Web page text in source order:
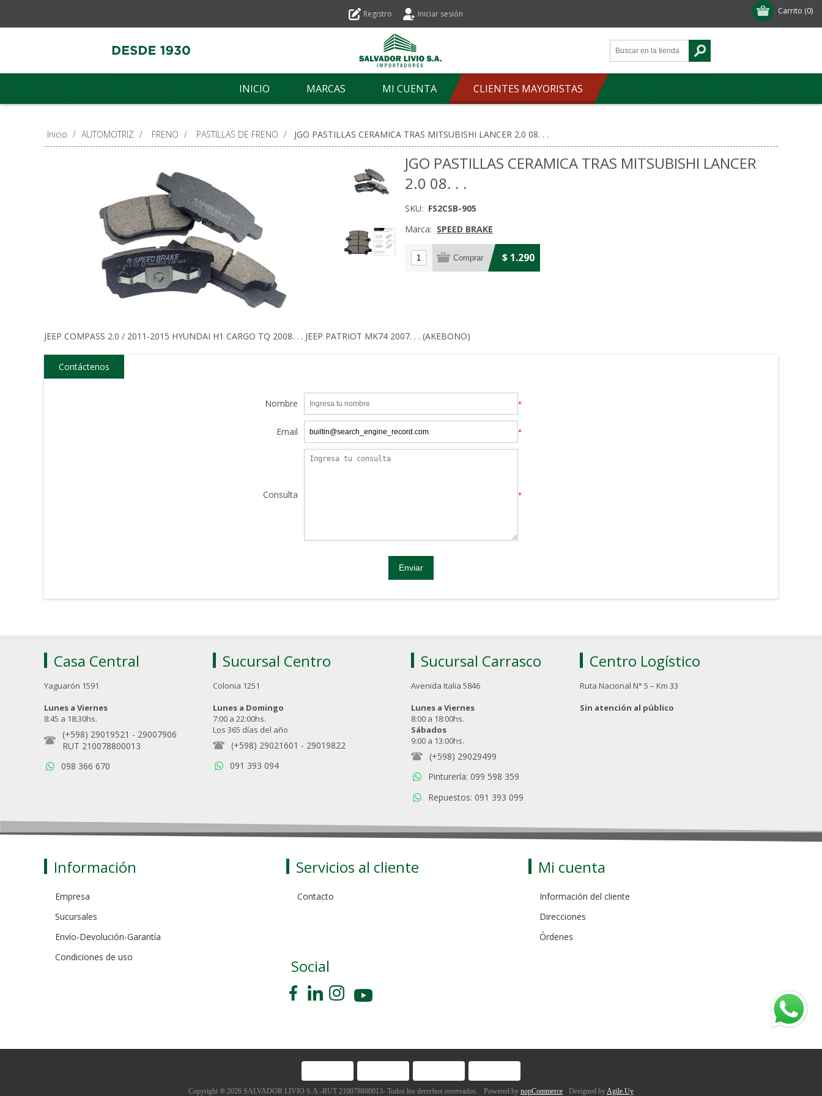
Carrito (0)
Registro Iniciar sesión
INICIO MARCAS MI CUENTA CLIENTES MAYORISTAS
Inicio / AUTOMOTRIZ / FRENO / PASTILLAS DE FRENO / JGO PASTILLAS CERAMICA TRAS MITSUBISHI LANCER 2.0 08. . .
JGO PASTILLAS CERAMICA TRAS MITSUBISHI LANCER
2.0 08. . .
SKU: FS2CSB-905
Marca: SPEED BRAKE
$ 1.290
JEEP COMPASS 2.0 / 2011-2015 HYUNDAI H1 CARGO TQ 2008. . . JEEP PATRIOT MK74 2007. . . (AKEBONO)
Contáctenos
Nombre *
Email *
Consulta *
Casa Central
Yaguarón 1591
Lunes a Viernes
8:45 a 18:30hs.
(+598) 29019521 - 29007906
RUT 210078800013
098 366 670
Sucursal Centro
Colonia 1251
Lunes a Domingo
7:00 a 22:00hs.
Los 365 días del año
(+598) 29021601 - 29019822
091 393 094
Sucursal Carrasco
Avenida Italia 5846
Lunes a Viernes
8:00 a 18:00hs.
Sábados
9:00 a 13:00hs.
(+598) 29029499
Pinturería: 099 598 359
Repuestos: 091 393 099
Centro Logístico
Ruta Nacional N° 5 – Km 33
Sin atención al público
Información
Empresa
Sucursales
Envío-Devolución-Garantía
Condiciones de uso
Servicios al cliente
Contacto
Mi cuenta
Información del cliente
Direcciones
Órdenes
Social
Copyright ® 2026 SALVADOR LIVIO S.A.-RUT 210078800013- Todos los derechos reservados. Powered by nopCommerce Designed by Agile.Uy